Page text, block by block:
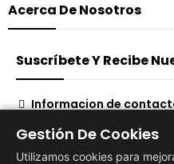
Acerca De Nosotros
Suscríbete Y Recibe
Informacion de
Gestión De Cookies
Utilizamos cookies para